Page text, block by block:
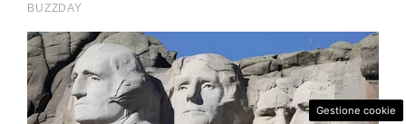
Gestione cookie